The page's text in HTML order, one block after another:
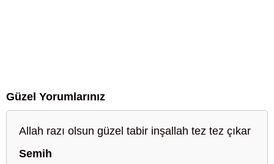
Güzel Yorumlarınız
Allah razı olsun güzel tabir inşallah tez tez çıkar
Semih